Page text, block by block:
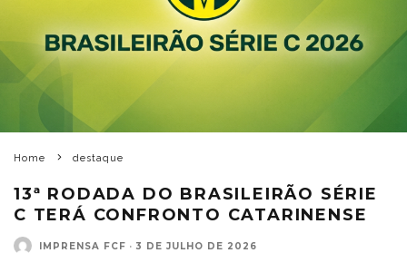
Home destaque
13ª RODADA DO BRASILEIRÃO SÉRIE
C TERÁ CONFRONTO CATARINENSE
IMPRENSA FCF · 3 DE JULHO DE 2026